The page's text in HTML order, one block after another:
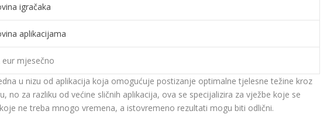
igračaka
aplikacijama
eur mjesečno
u nizu od aplikacija koja omogućuje postizanje optimalne tjelesne težine kroz
no za razliku od većine sličnih aplikacija, ova se specijalizira za vježbe koje se
ne treba mnogo vremena, a istovremeno rezultati mogu biti odlični.